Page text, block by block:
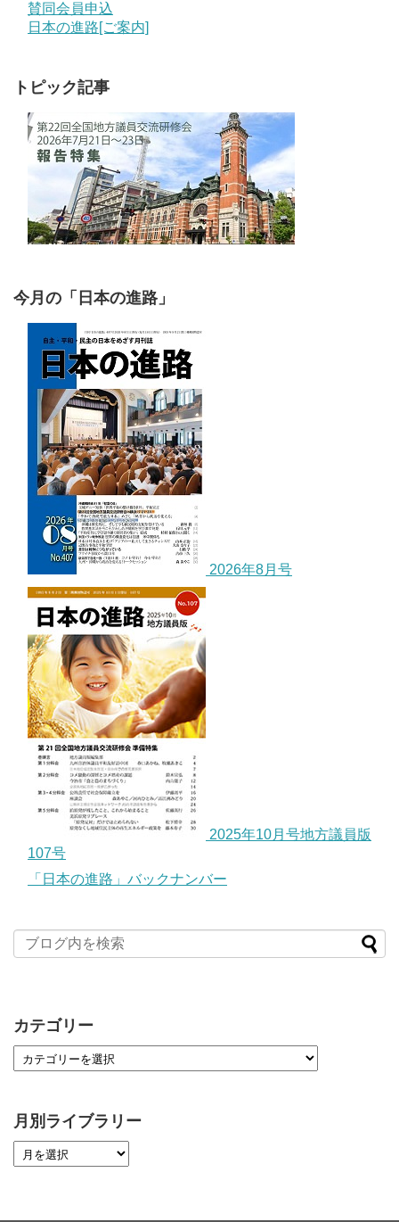
賛同会員申込
日本の進路[ご案内]
トピック記事
今月の「日本の進路」
2026年8月号
2025年10月号地方議員版
107号
「日本の進路」バックナンバー
カテゴリー
月別ライブラリー